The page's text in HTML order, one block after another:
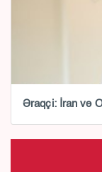
Əraqçi: İran və